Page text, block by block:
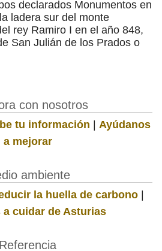
declarados Monumentos en
ladera sur del monte
rey Ramiro I en el año 848,
San Julián de los Prados o
con nosotros
tu información | Ayúdanos
a mejorar
ambiente
la huella de carbono|
a cuidar de Asturias
Referencia